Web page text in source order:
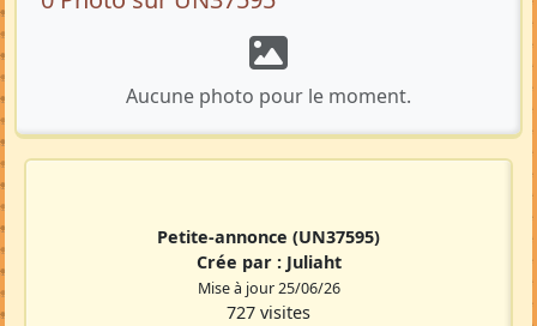
Aucune photo pour le moment.
Petite-annonce (UN37595)
Crée par : Juliaht
Mise à jour 25/06/26
727 visites